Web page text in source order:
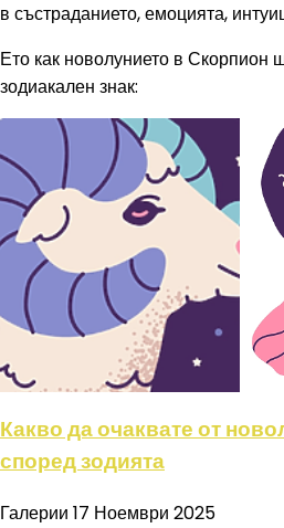
в състраданието, емоцията,
Ето как новолунието в
зодиакален знак:
Какво да очаквате от
според зодията
Галерии 17 Ноември 2025